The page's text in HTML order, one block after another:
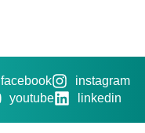
facebook
instagram
youtube
linkedin